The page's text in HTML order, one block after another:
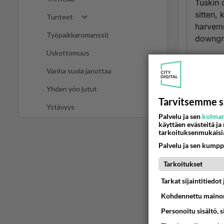
Tunteet
Työpaikkaromanssit
Uskottomuus
Vanha suola janottaa
Yhden yön jutut
Ystävyys
Tuskin
sitten,
Vain
lusikat
kukaan
vaimo.
Tarvitsemme
Palvelu ja sen
käyttäen evästeitä
Palvelu ja sen
Tarkoitukset
Tarkat sijaintitiedot
Kohdennettu
Personoitu sisältö,